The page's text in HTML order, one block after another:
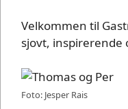
Velkommen til
sjovt, inspirerende
Foto: Jesper Rais